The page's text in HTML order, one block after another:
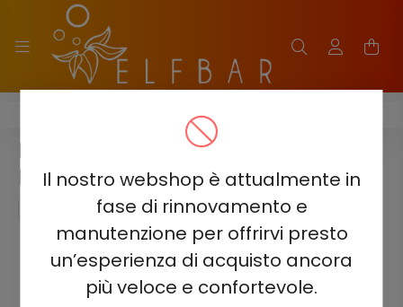
Il nostro webshop è attualmente in
fase di rinnovamento e
manutenzione per offrirvi presto
un’esperienza di acquisto ancora
più veloce e confortevole.
ELF BAR BC40000 PRO
ELF BAR BC40000 PRO - TRIPLE
BERRY 5% - RECHARGEABLE